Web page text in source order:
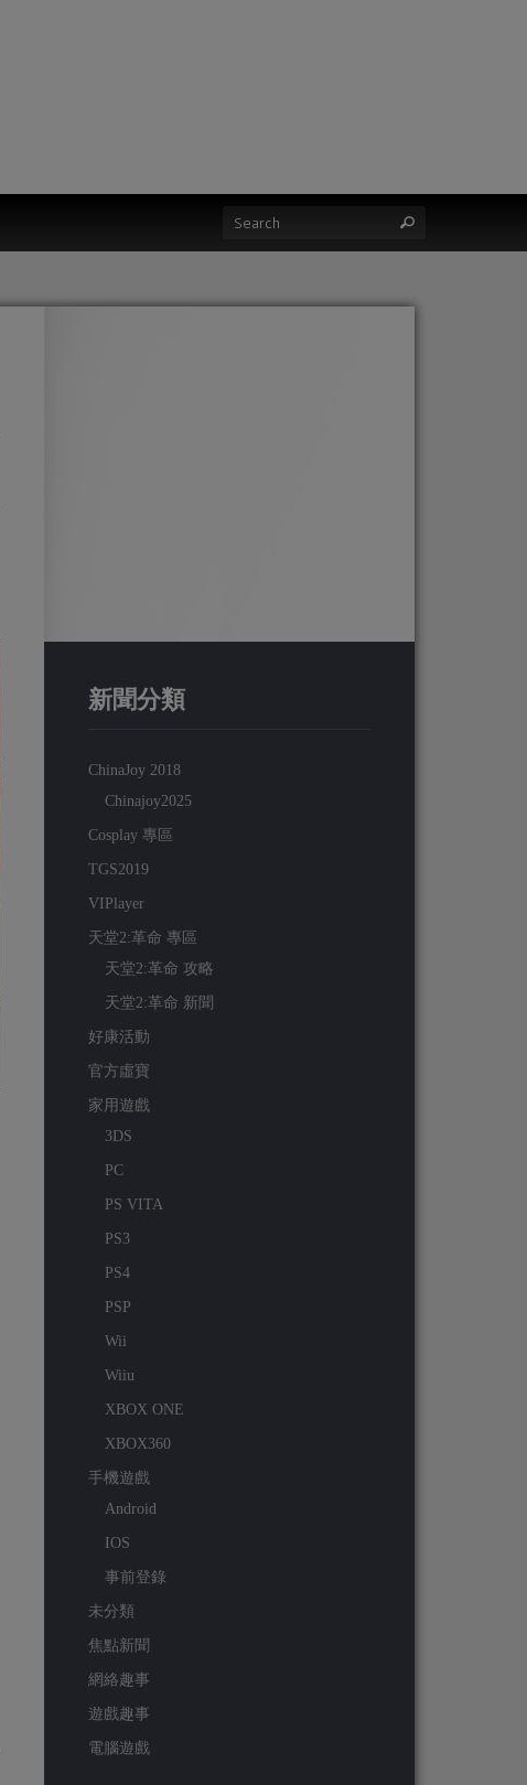
新聞分類
ChinaJoy 2018
Chinajoy2025
Cosplay 專區
TGS2019
VIPlayer
天堂2:革命 專區
天堂2:革命 攻略
天堂2:革命 新聞
好康活動
官方虛寶
家用遊戲
3DS
PC
PS VITA
PS3
PS4
PSP
Wii
Wiiu
XBOX ONE
XBOX360
手機遊戲
Android
IOS
事前登錄
未分類
焦點新聞
網絡趣事
遊戲趣事
電腦遊戲